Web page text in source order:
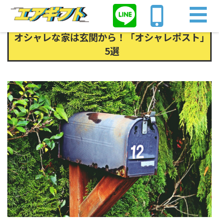
Home オシャレな家は玄関から！「オシャレポスト」5選
オシャレな家は玄関から！「オシャレポスト」
5選